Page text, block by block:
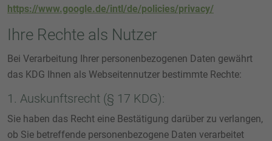
https://www.google.de/intl/de/policies/privacy/
Ihre Rechte als Nutzer
Bei Verarbeitung Ihrer personenbezogenen Daten gewährt
das KDG Ihnen als Webseitennutzer bestimmte Rechte:
1. Auskunftsrecht (§ 17 KDG):
Sie haben das Recht eine Bestätigung darüber zu verlangen,
ob Sie betreffende personenbezogene Daten verarbeitet